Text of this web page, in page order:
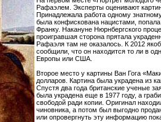
Рафаэлем. Эксперты оценивают
Принадлежала работа одному
была конфискована нацистами, попала
Франку. Накануне Нюрнбергского
проигравшая сторона прятала
Рафаэля там не оказалось. К 2012
сообщили, что он находится то ли в
Европы или США.
Второе место у картины Ван Гога
долларов. Картина была украдена из
Спустя два года британские ученые
была украдена еще в 1977 году, а
свободой ради копии. Оригинал
чиновника, а потом был выгодно
или опровергнуть эту информацию